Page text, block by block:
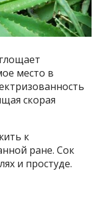
место в
скорая
к
ране. Сок
и простуде.